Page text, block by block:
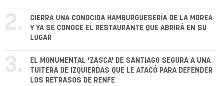
2.
CIERRA UNA CONOCIDA HAMBURGUESERÍA DE LA MOREA
Y YA SE CONOCE EL RESTAURANTE QUE ABRIRÁ EN SU
LUGAR
3.
EL MONUMENTAL 'ZASCA' DE SANTIAGO SEGURA A UNA
TUITERA DE IZQUIERDAS QUE LE ATACÓ PARA DEFENDER
LOS RETRASOS DE RENFE